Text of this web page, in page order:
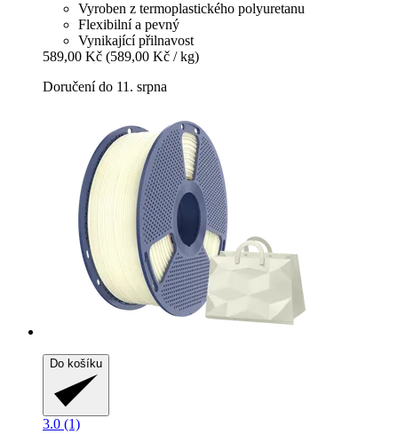
Vyroben z termoplastického polyuretanu
Flexibilní a pevný
Vynikající přilnavost
589,00 Kč (589,00 Kč / kg)
Doručení do 11. srpna
Do košíku
3.0 (1)